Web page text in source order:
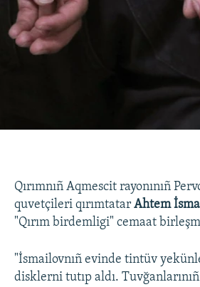
Qırımnıñ Aqmescit rayonınıñ
quvetçileri qırımtatarAhtem
"Qırım birdemligi" cemaat
"İsmailovnıñ evinde tintüv
disklerni tutıp aldı.